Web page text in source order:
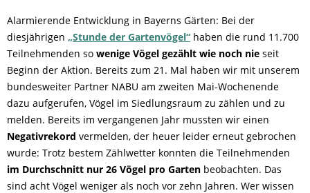
Alarmierende Entwicklung in Bayerns Gärten: Bei der
diesjährigen „Stunde der Gartenvögel“ haben die rund 11.700
Teilnehmenden so wenige Vögel gezählt wie noch nie seit
Beginn der Aktion. Bereits zum 21. Mal haben wir mit unserem
bundesweiter Partner NABU am zweiten Mai-Wochenende
dazu aufgerufen, Vögel im Siedlungsraum zu zählen und zu
melden. Bereits im vergangenen Jahr mussten wir einen
Negativrekord vermelden, der heuer leider erneut gebrochen
wurde: Trotz bestem Zählwetter konnten die Teilnehmenden
im Durchschnitt nur 26 Vögel pro Garten beobachten. Das
sind acht Vögel weniger als noch vor zehn Jahren. Wer wissen